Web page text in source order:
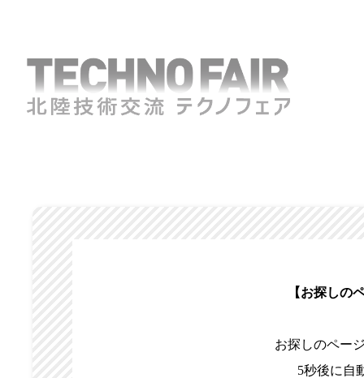
【お探しの
お探しのペー
5秒後に自